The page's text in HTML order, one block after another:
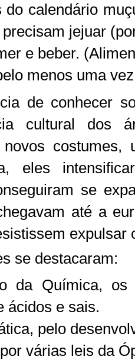
do calendário
jejuar
e beber.
menos uma
de conhecer
cultural dos
novos costumes,
eles
se
até a
se destacaram:
da Química, os
ácidos e sais.
pelo
várias leis da